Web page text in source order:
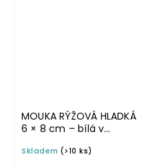
MOUKA RÝŽOVÁ HLADKÁ
6 × 8 cm – bílá v
omyvatelná samolepka
Skladem (>10 ks)